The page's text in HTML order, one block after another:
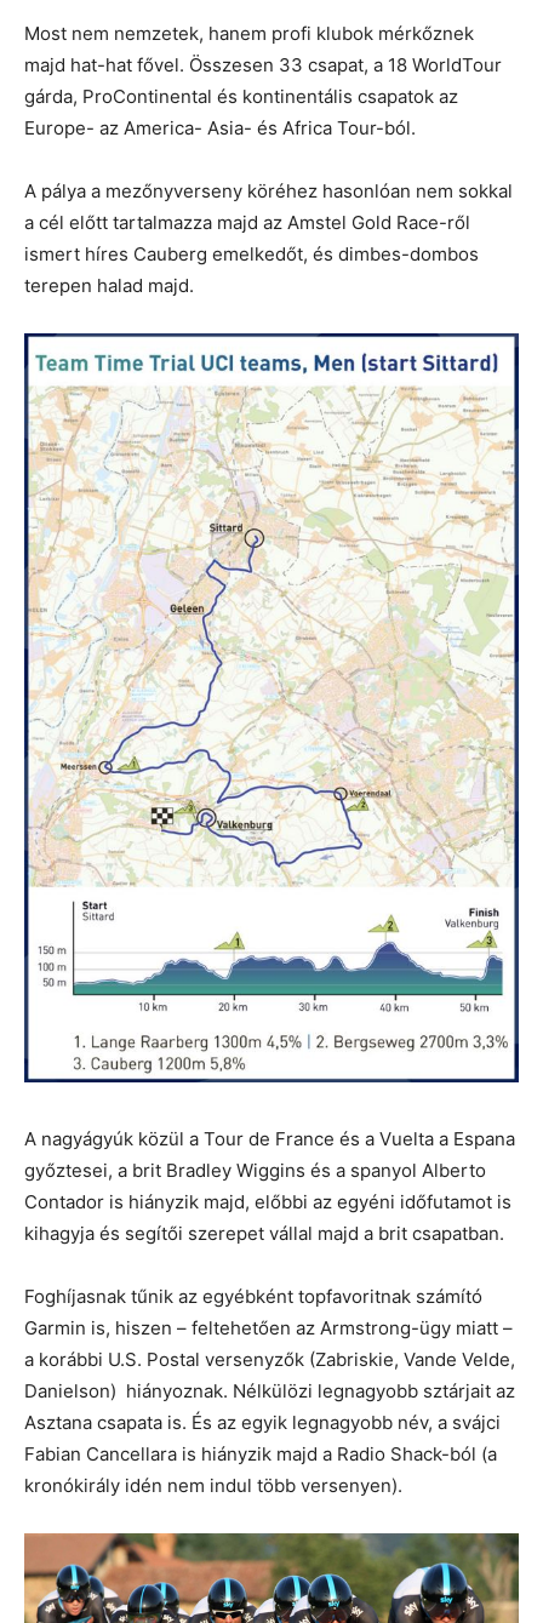
Most nem nemzetek, hanem profi klubok mérkőznek
majd hat-hat fővel. Összesen 33 csapat, a 18 WorldTour
gárda, ProContinental és kontinentális csapatok az
Europe- az America- Asia- és Africa Tour-ból.
A pálya a mezőnyverseny köréhez hasonlóan nem sokkal
a cél előtt tartalmazza majd az Amstel Gold Race-ről
ismert híres Cauberg emelkedőt, és dimbes-dombos
terepen halad majd.
A nagyágyúk közül a Tour de France és a Vuelta a Espana
győztesei, a brit Bradley Wiggins és a spanyol Alberto
Contador is hiányzik majd, előbbi az egyéni időfutamot is
kihagyja és segítői szerepet vállal majd a brit csapatban.
Foghíjasnak tűnik az egyébként topfavoritnak számító
Garmin is, hiszen – feltehetően az Armstrong-ügy miatt –
a korábbi U.S. Postal versenyzők (Zabriskie, Vande Velde,
Danielson) hiányoznak. Nélkülözi legnagyobb sztárjait az
Asztana csapata is. És az egyik legnagyobb név, a svájci
Fabian Cancellara is hiányzik majd a Radio Shack-ból (a
kronókirály idén nem indul több versenyen).